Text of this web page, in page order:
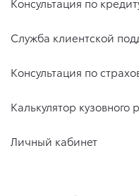
Служба клиентской
Консультация по
Калькулятор кузовного
Личный кабинет